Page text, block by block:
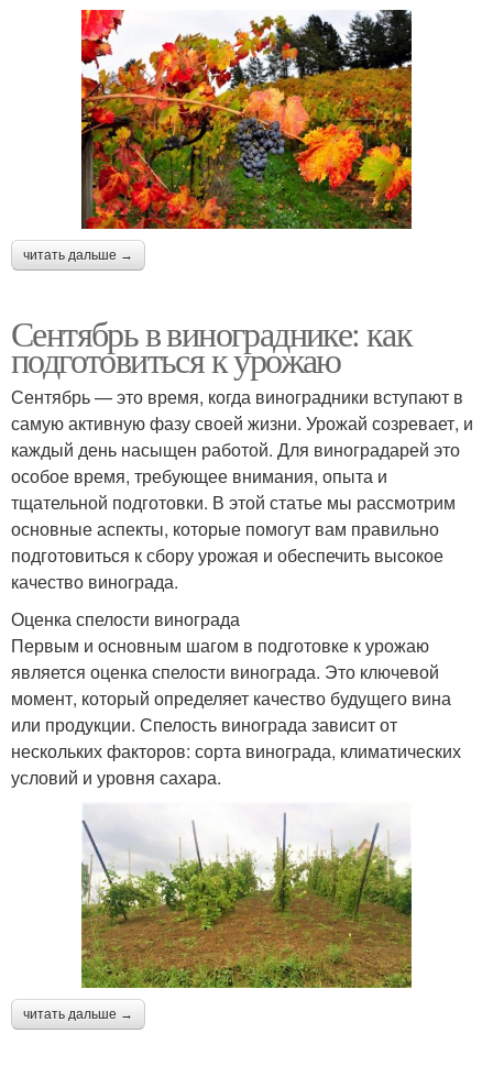
читать дальше →
Сентябрь в винограднике: как
подготовиться к урожаю
Сентябрь — это время, когда виноградники вступают в
самую активную фазу своей жизни. Урожай созревает, и
каждый день насыщен работой. Для виноградарей это
особое время, требующее внимания, опыта и
тщательной подготовки. В этой статье мы рассмотрим
основные аспекты, которые помогут вам правильно
подготовиться к сбору урожая и обеспечить высокое
качество винограда.
Оценка спелости винограда
Первым и основным шагом в подготовке к урожаю
является оценка спелости винограда. Это ключевой
момент, который определяет качество будущего вина
или продукции. Спелость винограда зависит от
нескольких факторов: сорта винограда, климатических
условий и уровня сахара.
читать дальше →